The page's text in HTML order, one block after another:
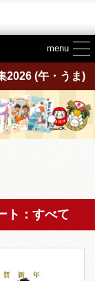
menu
2026 (午・うま)
ト：すべて